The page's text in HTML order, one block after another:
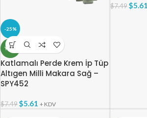
-25%
YENI
Katlamalı Perde Krem İp Tüp
Altıgen Milli Makara Sağ –
SPY452
$7.49$5.61 + KDV
$7.49 $5.61